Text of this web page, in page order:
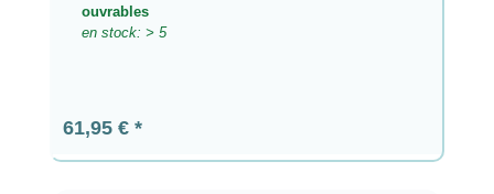
ouvrables
en stock: > 5
Prix régulier :
61,95 €